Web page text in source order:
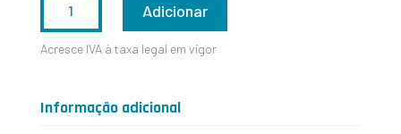
DE
980106
Adicionar
Acresce IVA à taxa legal em vigor
Informação adicional